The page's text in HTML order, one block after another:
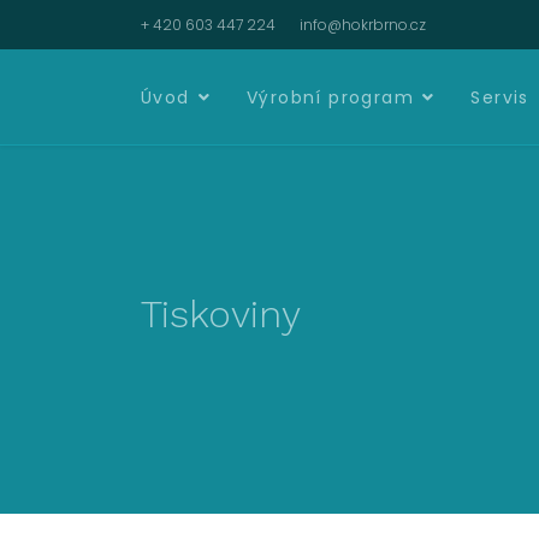
+ 420 603 447 224 info@hokrbrno.cz
Úvod Výrobní program Servis
Tiskoviny